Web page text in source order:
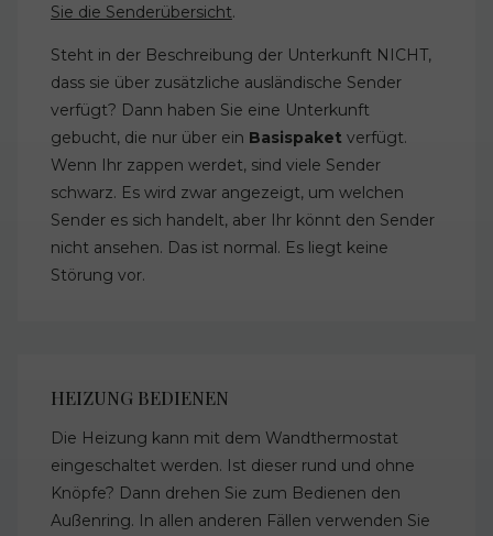
Sie die Senderübersicht.
Steht in der Beschreibung der Unterkunft NICHT,
dass sie über zusätzliche ausländische Sender
verfügt? Dann haben Sie eine Unterkunft
gebucht, die nur über ein Basispaket verfügt.
Wenn Ihr zappen werdet, sind viele Sender
schwarz. Es wird zwar angezeigt, um welchen
Sender es sich handelt, aber Ihr könnt den Sender
nicht ansehen. Das ist normal. Es liegt keine
Störung vor.
HEIZUNG BEDIENEN
Die Heizung kann mit dem Wandthermostat
eingeschaltet werden. Ist dieser rund und ohne
Knöpfe? Dann drehen Sie zum Bedienen den
Außenring. In allen anderen Fällen verwenden Sie